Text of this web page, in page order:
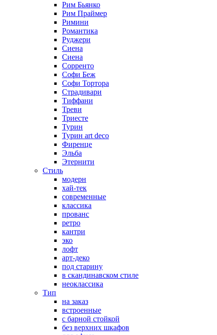
Рим Бьянко
Рим Праймер
Римини
Романтика
Руджери
Сиена
Сиена
Сорренто
Софи Беж
Софи Тортора
Страдивари
Тиффани
Треви
Триесте
Турин
Турин art deco
Фиренце
Эльба
Этернити
Стиль
модерн
хай-тек
современные
классика
прованс
ретро
кантри
эко
лофт
арт-деко
под старину
в скандинавском стиле
неоклассика
Тип
на заказ
встроенные
с барной стойкой
без верхних шкафов